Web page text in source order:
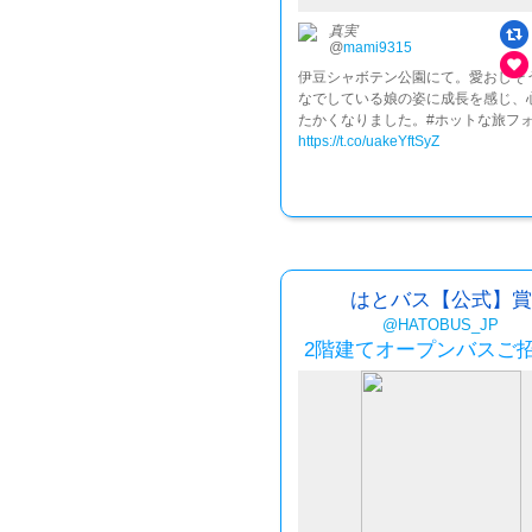
真実
@mami9315
伊豆シャボテン公園にて。愛おしそ
なでしている娘の姿に成長を感じ、
たかくなりました。#ホットな旅フ
https://t.co/uakeYftSyZ
はとバス【公式】賞
@HATOBUS_JP
2階建てオープンバスご